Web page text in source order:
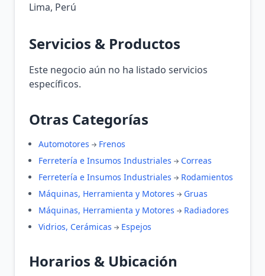
Lima, Perú
Servicios & Productos
Este negocio aún no ha listado servicios
específicos.
Otras Categorías
Automotores
Frenos
Ferretería e Insumos Industriales
Correas
Ferretería e Insumos Industriales
Rodamientos
Máquinas, Herramienta y Motores
Gruas
Máquinas, Herramienta y Motores
Radiadores
Vidrios, Cerámicas
Espejos
Horarios & Ubicación